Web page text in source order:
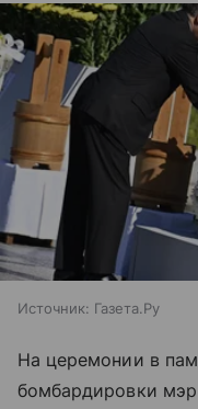
Источник: Газета.Ру
На церемонии в
бомбардировки